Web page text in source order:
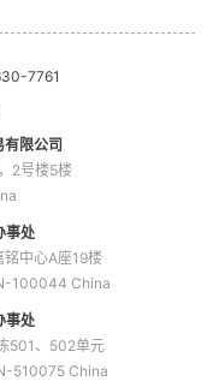
7761
限公司
2号楼5楼
事处
中心A座19楼
100044 China
事处
501、502单元
510075 China